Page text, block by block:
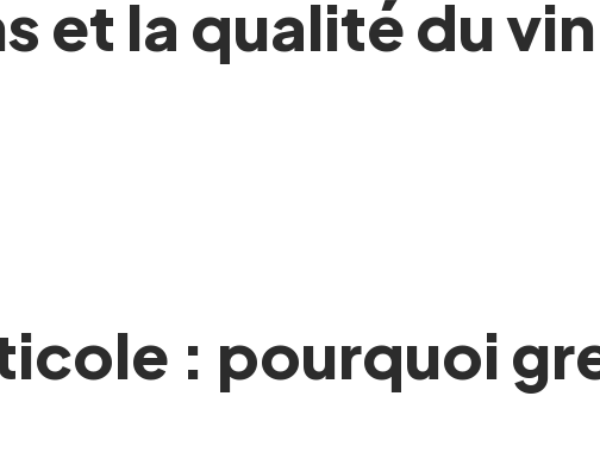
et la qualité du vin
: pourquoi